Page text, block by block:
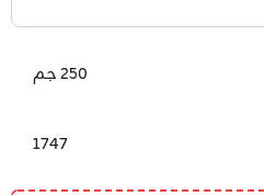
250 جم
1747